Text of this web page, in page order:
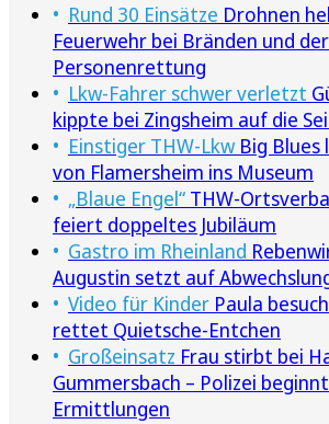
Rund 30 Einsätze Drohnen
Feuerwehr bei Bränden und der
Personenrettung
Lkw-Fahrer schwer verletzt
kippte bei Zingsheim auf die
Einstiger THW-Lkw Big
von Flamersheim ins Museum
„Blaue Engel“ THW-
feiert doppeltes Jubiläum
Gastro im Rheinland
Augustin setzt auf
Video für Kinder Paula
rettet Quietsche-Entchen
Großeinsatz Frau stirbt bei
Gummersbach – Polizei
Ermittlungen